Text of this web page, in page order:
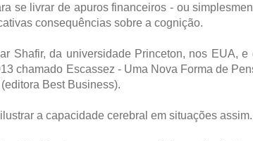
se livrar de apuros financeiros - ou
consequências sobre a cognição.
Shafir, da universidade Princeton, nos EUA, e
chamado Escassez - Uma Nova Forma de
Best Business).
a capacidade cerebral em situações assim.